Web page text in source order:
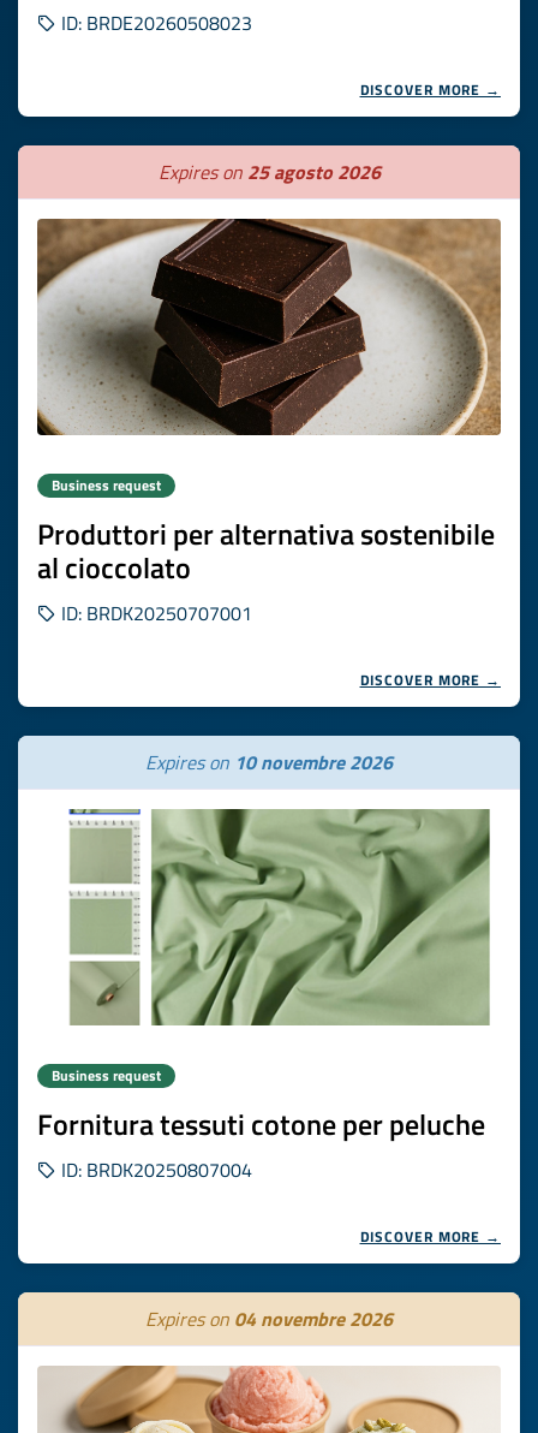
ID: BRDE20260508023
DISCOVER MORE →
Expires on 25 agosto 2026
Business request
Produttori per alternativa sostenibile
al cioccolato
ID: BRDK20250707001
DISCOVER MORE →
Expires on 10 novembre 2026
Business request
Fornitura tessuti cotone per peluche
ID: BRDK20250807004
DISCOVER MORE →
Expires on 04 novembre 2026